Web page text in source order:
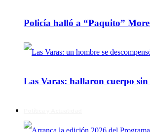
Policía halló a “Paquito”
Las Varas: hallaron cuerpo